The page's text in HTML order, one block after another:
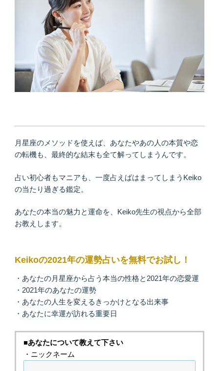
月星座のメソッドを使えば、あなたやあの人の本質や恋
の転機も、最終的な結末も全て解ってしまうんです。
占い初心者もマニアも、一度占えばはまってしまうKeiko
の当たり過ぎる鑑定。
あなたの本当の魅力と運命を、Keiko先生の視点から全部
お教えします。
Keikoの2021年の運勢占いを無料でお試し！
・あなたの月星座から占う本当の性格と2021年の恋愛運
・2021年のあなたの運勢
・あなたの人生を変えるきっかけとなる出来事
・あなたに幸運が訪れる重要日
■あなたについて教えて下さい
・ニックネーム